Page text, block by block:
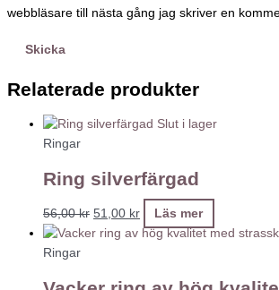
webbläsare till nästa gång jag skriver en
Relaterade produkter
Slut i lager
Ringar
Ring silverfärgad
56,00kr 51,00 kr Läs mer
Ringar